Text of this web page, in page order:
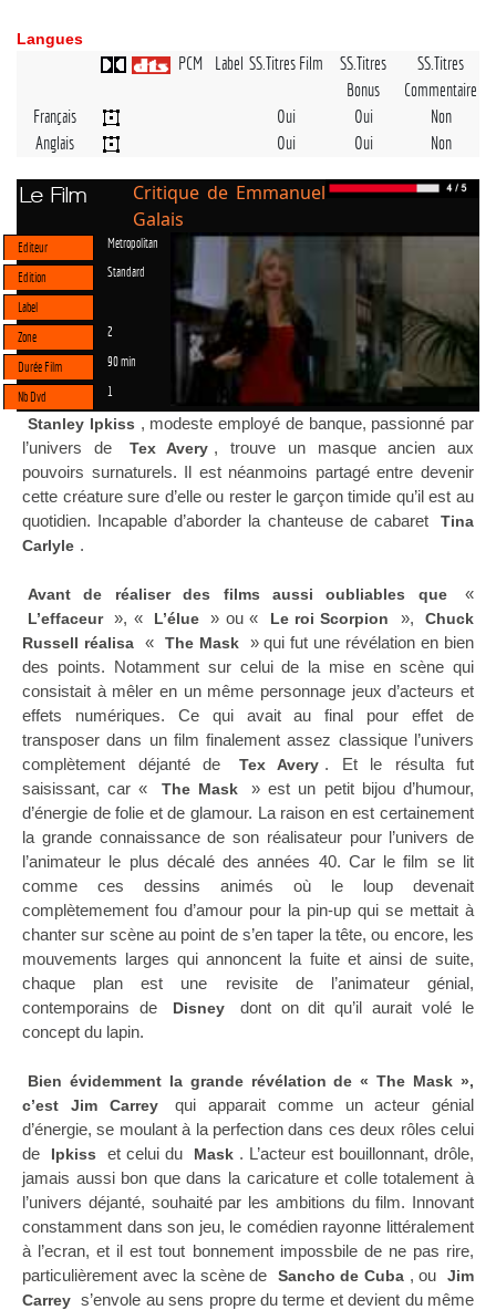
Langues
PCM Label SS.Titres Film
SS.Titres
Bonus
SS.Titres
Commentaire
Français
Oui Oui
Non
Anglais
Oui Oui Non
Le Film
Critique de Emmanuel
Galais
Editeur Metropolitan
Edition Standard
Label
Zone
2
Durée Film 90 min
Nb Dvd 1
Stanley Ipkiss , modeste employé de banque, passionné par
l’univers de
Tex Avery , trouve un masque ancien aux
pouvoirs surnaturels. Il est néanmoins partagé entre devenir
cette créature sure d’elle ou rester le garçon timide qu’il est au
quotidien. Incapable d’aborder la chanteuse de cabaret
Tina
Carlyle .
Avant de réaliser des films aussi oubliables que «
L’effaceur », « L’élue » ou « Le roi Scorpion »,
Chuck
Russell réalisa
« The Mask
» qui fut une révélation en bien
des points. Notamment sur celui de la mise en scène qui
consistait à mêler en un même personnage jeux d’acteurs et
effets numériques. Ce qui avait au final pour effet de
transposer dans un film finalement assez classique l’univers
complètement déjanté de
Tex Avery . Et le résulta fut
saisissant, car «
The Mask
» est un petit bijou d’humour,
d’énergie de folie et de glamour. La raison en est certainement
la grande connaissance de son réalisateur pour l’univers de
l’animateur le plus décalé des années 40. Car le film se lit
comme ces dessins animés où le loup devenait
complètemement fou d’amour pour la pin-up qui se mettait à
chanter sur scène au point de s’en taper la tête, ou encore, les
mouvements larges qui annoncent la fuite et ainsi de suite,
chaque plan est une revisite de l’animateur génial,
contemporains de
Disney
dont on dit qu’il aurait volé le
concept du lapin.
Bien évidemment la grande révélation de « The Mask »,
c’est Jim Carrey
qui apparait comme un acteur génial
d’énergie, se moulant à la perfection dans ces deux rôles celui
de
Ipkiss et celui du Mask . L’acteur est bouillonnant, drôle,
jamais aussi bon que dans la caricature et colle totalement à
l’univers déjanté, souhaité par les ambitions du film. Innovant
constamment dans son jeu, le comédien rayonne littéralement
à l’ecran, et il est tout bonnement impossbile de ne pas rire,
particulièrement avec la scène de
Sancho de Cuba , ou
Jim
Carrey s’envole au sens propre du terme et devient du même